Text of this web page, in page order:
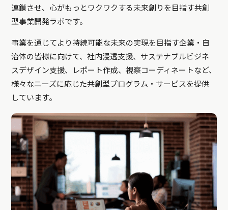
連鎖させ、心がもっとワクワクする未来創りを目指す共創
型事業開発ラボです。
事業を通じてより持続可能な未来の実現を目指す企業・自
治体の皆様に向けて、社内浸透支援、サステナブルビジネ
スデザイン支援、レポート作成、視察コーディネートなど、
様々なニーズに応じた共創型プログラム・サービスを提供
しています。